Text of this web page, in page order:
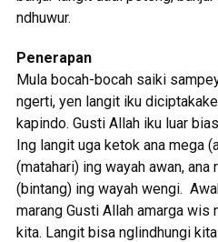
ndhuwur.
Penerapan
Mula bocah-bocah saiki
ngerti, yen langit iku
kapindo. Gusti Allah iku luar
Ing langit uga ketok ana mega
(matahari) ing wayah awan,
(bintang) ing wayah wengi.
marang Gusti Allah amarga wis
kita. Langit bisa nglindhungi